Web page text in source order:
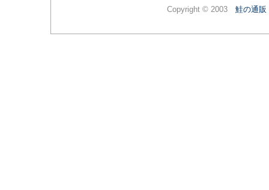
Copyright © 2003 鮭の通販